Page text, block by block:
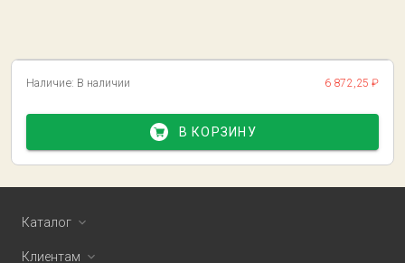
Наличие: В наличии 6 872,25 ₽
В КОРЗИНУ
Каталог
Клиентам